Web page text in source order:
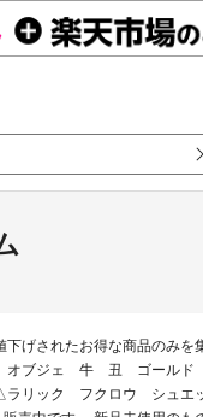
げされたお得な商品のみ
オブジェ 牛 丑 ゴール
リック フクロウ シュエ